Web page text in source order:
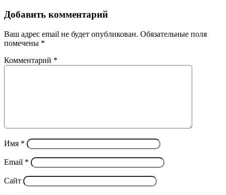
Добавить комментарий
Ваш адрес email не будет опубликован. Обязательные поля
помечены *
Комментарий *
Имя *
Email *
Сайт